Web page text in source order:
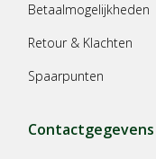
Betaalmogelijkheden
Retour & Klachten
Spaarpunten
Contactgegevens